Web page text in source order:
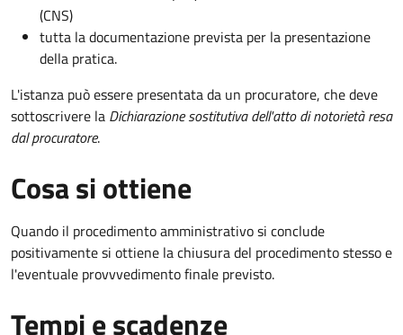
(CNS)
tutta la documentazione prevista per la presentazione
della pratica.
L'istanza può essere presentata da un procuratore, che deve
sottoscrivere la Dichiarazione sostitutiva dell'atto di notorietà resa
dal procuratore.
Cosa si ottiene
Quando il procedimento amministrativo si conclude
positivamente si ottiene la chiusura del procedimento stesso e
l'eventuale provvvedimento finale previsto.
Tempi e scadenze